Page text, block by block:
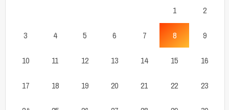
1 2
3 4 5 6 7 8 9
10 11 12 13 14 15 16
17 18 19 20 21 22 23